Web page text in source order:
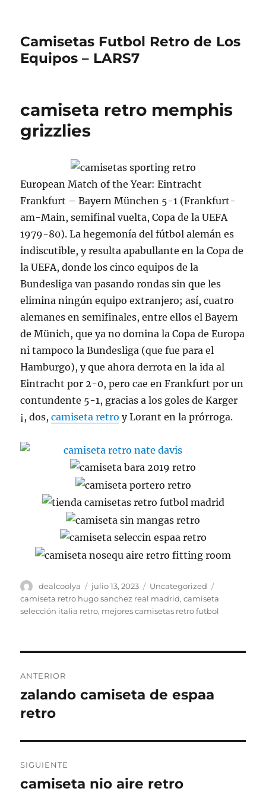
Camisetas Futbol Retro de Los
Equipos – LARS7
camiseta retro memphis
grizzlies
European Match of the Year: Eintracht
Frankfurt – Bayern München 5-1 (Frankfurt-
am-Main, semifinal vuelta, Copa de la UEFA
1979-80). La hegemonía del fútbol alemán es
indiscutible, y resulta apabullante en la Copa de
la UEFA, donde los cinco equipos de la
Bundesliga van pasando rondas sin que les
elimina ningún equipo extranjero; así, cuatro
alemanes en semifinales, entre ellos el Bayern
de Münich, que ya no domina la Copa de Europa
ni tampoco la Bundesliga (que fue para el
Hamburgo), y que ahora derrota en la ida al
Eintracht por 2-0, pero cae en Frankfurt por un
contundente 5-1, gracias a los goles de Karger
¡, dos,camiseta retro y Lorant en la prórroga.
Autor
dealcoolya
Publicado
el
julio 13, 2023 Categorías
Uncategorized
camiseta retro hugo sanchez real madrid,camiseta
selección italia retro, mejores camisetas retro futbol
de
entradas
ANTERIOR
Entrada
anterior:
zalando camiseta de espaa
retro
SIGUIENTE
Entrada
camiseta nio aire retro